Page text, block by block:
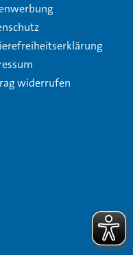
widerrufen